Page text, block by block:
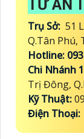
TƯ AN
Trụ Sở: 51
Q.Tân Phú,
Hotline:
Chi Nhánh
Trị Đông,
Kỹ Thuật:
Điện Thoại: